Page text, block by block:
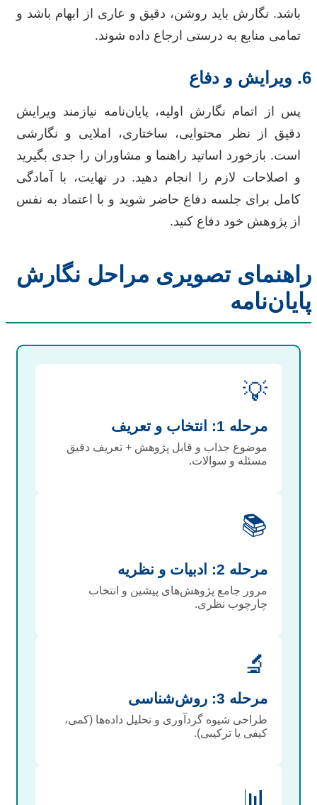
باشد. نگارش باید روشن، دقیق و عاری از ابهام باشد و
تمامی منابع به درستی ارجاع داده شوند.
6. ویرایش و دفاع
پس از اتمام نگارش اولیه، پایان‌نامه نیازمند ویرایش
دقیق از نظر محتوایی، ساختاری، املایی و نگارشی
است. بازخورد اساتید راهنما و مشاوران را جدی بگیرید
و اصلاحات لازم را انجام دهید. در نهایت، با آمادگی
کامل برای جلسه دفاع حاضر شوید و با اعتماد به نفس
از پژوهش خود دفاع کنید.
راهنمای تصویری مراحل نگارش
پایان‌نامه
💡
مرحله 1: انتخاب و تعریف
موضوع جذاب و قابل پژوهش + تعریف دقیق
مسئله و سوالات.
📚
مرحله 2: ادبیات و نظریه
مرور جامع پژوهش‌های پیشین و انتخاب
چارچوب نظری.
🔬
مرحله 3: روش‌شناسی
طراحی شیوه گردآوری و تحلیل داده‌ها (کمی،
کیفی یا ترکیبی).
📊